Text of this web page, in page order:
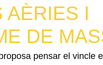
AÈRIES I
DE
pensar el vincle